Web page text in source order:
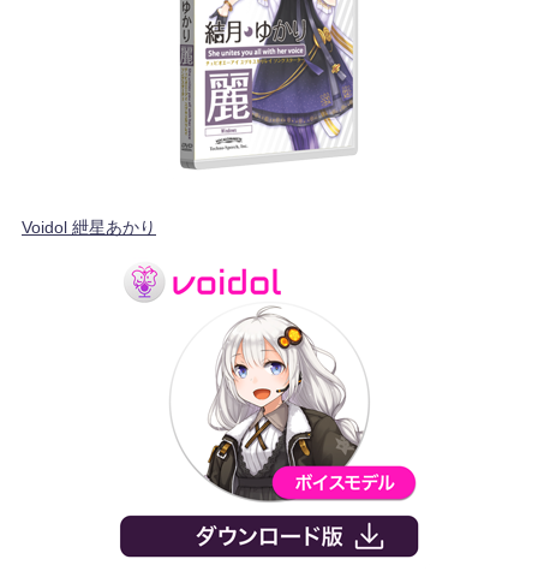
Voidol 紲星あかり